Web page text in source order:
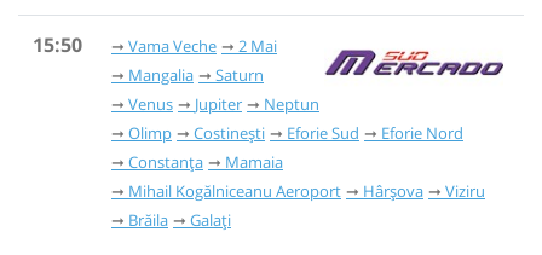
15:50 Vama Veche
2 Mai
Mangalia
Saturn
Venus
Jupiter
Neptun
Olimp
Costinești Eforie Sud
Eforie Nord
Constanța
Mamaia
Mihail Kogălniceanu Aeroport
Hârșova
Viziru
Brăila
Galați